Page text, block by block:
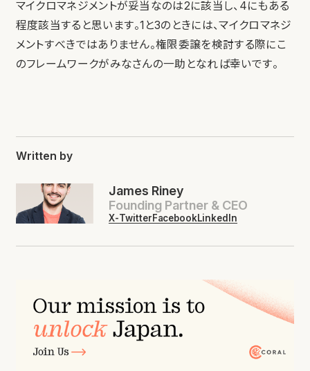
マイクロマネジメントが妥当なのは2に該当し、4にもある
程度該当すると思います。1と3のときには、マイクロマネジ
メントすべきではありません。権限委譲を検討する際にこ
のフレームワークがみなさんの一助となれば幸いです。
Written by
James Riney
Founding Partner & CEO
X-TwitterFacebookLinkedIn